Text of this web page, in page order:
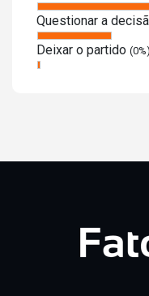
Questionar a
Deixar o partido (0%)